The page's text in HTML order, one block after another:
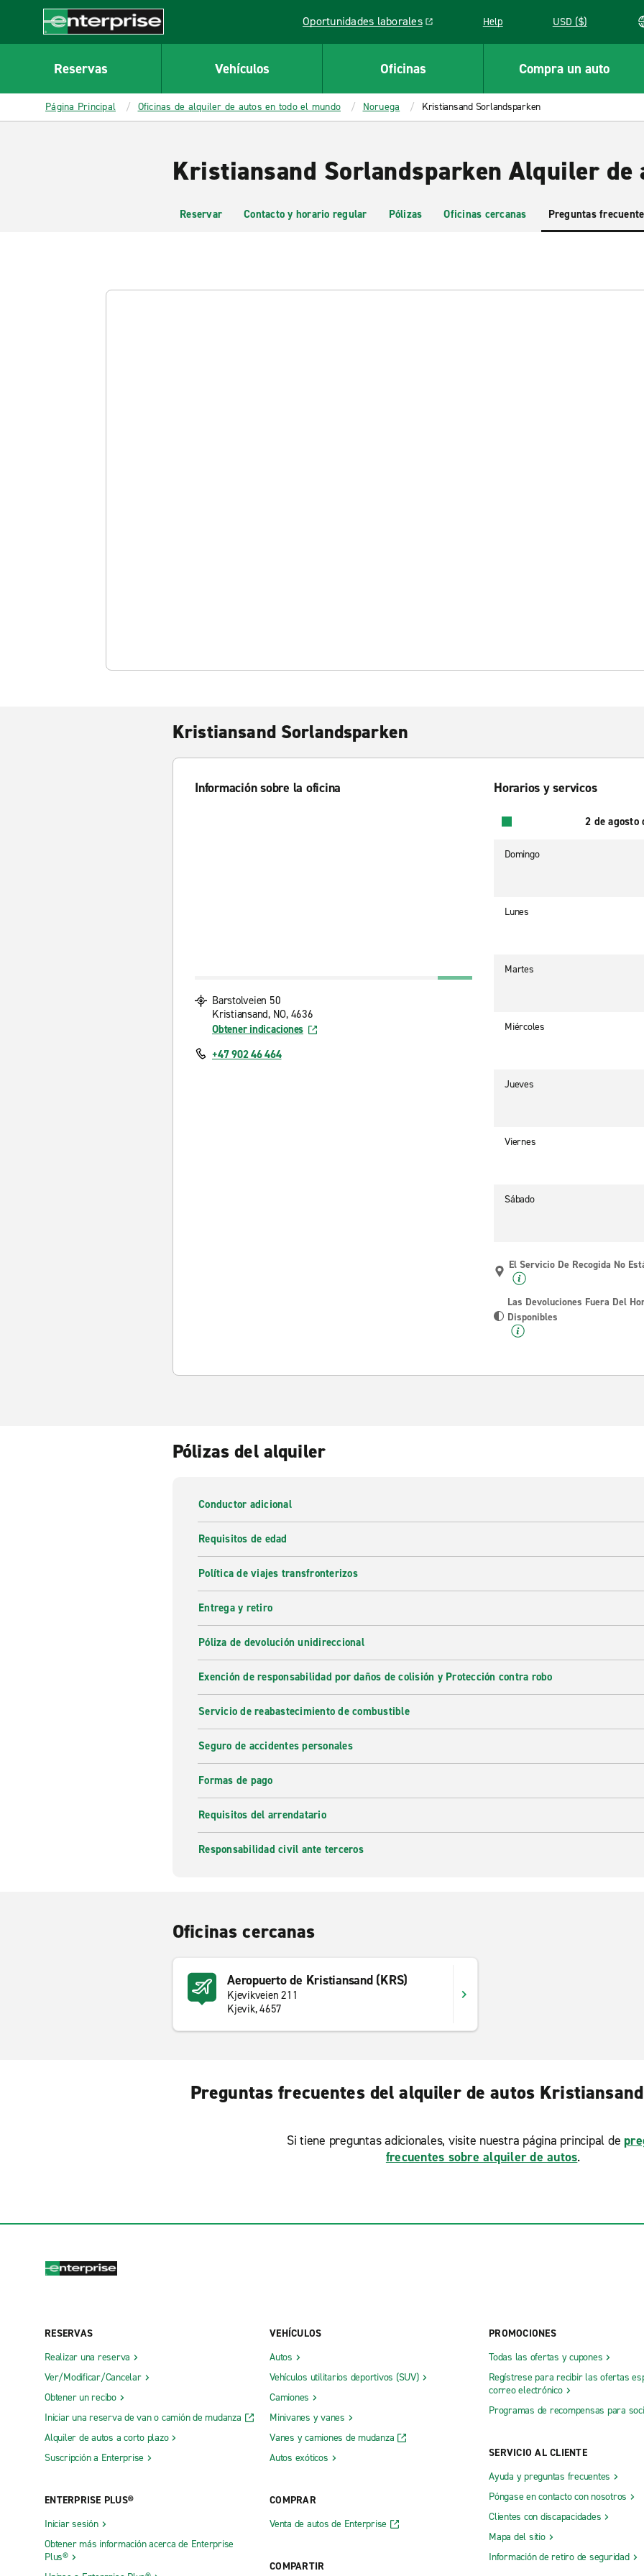
CONTENT
Enterprise
Oportunidades laborales
Link opens in a new window Help USD ($)
Reservas Vehículos Oficinas Compra un auto
Página Principal Oficinas de alquiler de autos en todo el mundo Noruega Kristiansand Sorlandsparken
Kristiansand Sorlandsparken Alquiler de
Reservar Contacto y horario regular Pólizas Oficinas cercanas Preguntas
Kristiansand Sorlandsparken
Información sobre la oficina
Barstolveien 50
Kristiansand, NO, 4636
Obtener indicaciones
+47 902 46 464
Horarios y servicos
2 de agosto
Domingo
Lunes
Martes
Miércoles
Jueves
Viernes
Sábado
El Servicio De Recogida No
Las Devoluciones Fuera Del
Disponibles
Pólizas del alquiler
Conductor adicional
Requisitos de edad
Política de viajes transfronterizos
Entrega y retiro
Póliza de devolución unidireccional
Exención de responsabilidad por daños de colisión y Protección contra robo
Servicio de reabastecimiento de combustible
Seguro de accidentes personales
Formas de pago
Requisitos del arrendatario
Responsabilidad civil ante terceros
Oficinas cercanas
Aeropuerto de Kristiansand (KRS)
Kjevikveien 211
Kjevik, 4657
Preguntas frecuentes del alquiler de autos
Si tiene preguntas adicionales, visite nuestra página principal de
frecuentes sobre alquiler de autos.
RESERVAS
Realizar una reserva
Ver/Modificar/Cancelar
Obtener un recibo
Iniciar una reserva de van o camión de mudanza
Alquiler de autos a corto plazo
Suscripción a Enterprise
ENTERPRISE PLUS®
Iniciar sesión
Obtener más información acerca de Enterprise
Plus®
VEHÍCULOS
Autos
Vehículos utilitarios deportivos (SUV)
Camiones
Minivanes y vanes
Vanes y camiones de mudanza
Autos exóticos
COMPRAR
Venta de autos de Enterprise
COMPARTIR
PROMOCIONES
Todas las ofertas y cupones
Regístrese para recibir las ofertas
correo electrónico
Programas de recompensas para
SERVICIO AL CLIENTE
Ayuda y preguntas frecuentes
Póngase en contacto con nosotros
Clientes con discapacidades
Mapa del sitio
Información de retiro de seguridad